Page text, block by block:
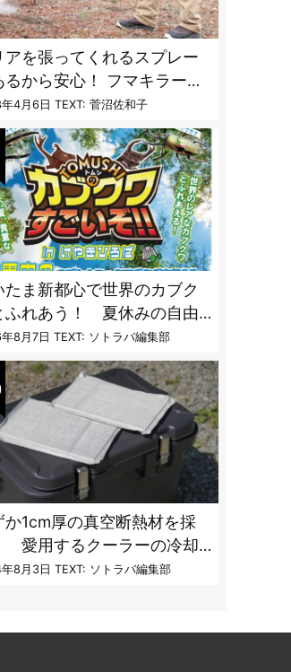
アを張ってくれるスプレー
ら安心！ フマキラーに
「最強の虫撃退グッズ
」【キャンプサイトで使う
け】
4月6日 TEXT: 菅沼佐和子
たま新都心で世界のカブク
ふれあう！ 夏休みの自由
にも最適な昆虫イベント
8月7日 TEXT: ソトラバ編集部
か1cm厚の真空断熱材を採
愛用するクーラーの冷却
をアプデする極薄断熱パネ
8月3日 TEXT: ソトラバ編集部